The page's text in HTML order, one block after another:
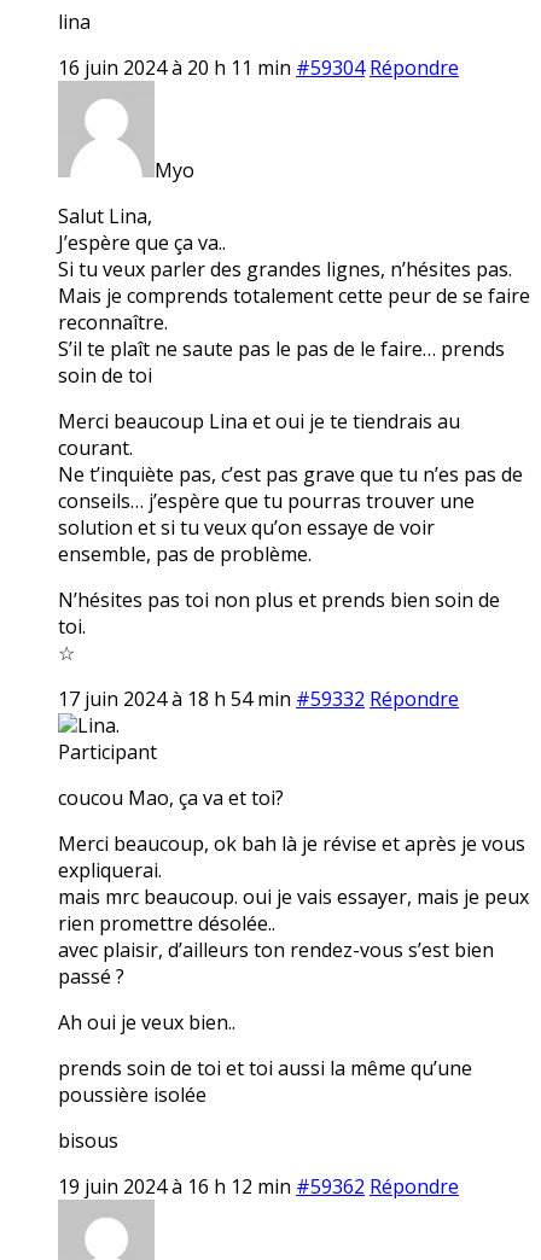
lina
16 juin 2024 à 20 h 11 min #59304 Répondre
Myo
Salut Lina,
J’espère que ça va..
Si tu veux parler des grandes lignes, n’hésites pas.
Mais je comprends totalement cette peur de se faire
reconnaître.
S’il te plaît ne saute pas le pas de le faire… prends
soin de toi
Merci beaucoup Lina et oui je te tiendrais au
courant.
Ne t’inquiète pas, c’est pas grave que tu n’es pas de
conseils… j’espère que tu pourras trouver une
solution et si tu veux qu’on essaye de voir
ensemble, pas de problème.
N’hésites pas toi non plus et prends bien soin de
toi.
☆
17 juin 2024 à 18 h 54 min #59332 Répondre
Lina.
Participant
coucou Mao, ça va et toi?
Merci beaucoup, ok bah là je révise et après je vous
expliquerai.
mais mrc beaucoup. oui je vais essayer, mais je peux
rien promettre désolée..
avec plaisir, d’ailleurs ton rendez-vous s’est bien
passé ?
Ah oui je veux bien..
prends soin de toi et toi aussi la même qu’une
poussière isolée
bisous
19 juin 2024 à 16 h 12 min #59362 Répondre